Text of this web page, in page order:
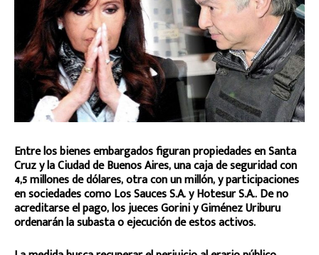
Entre los bienes embargados figuran propiedades en Santa
Cruz y la Ciudad de Buenos Aires, una caja de seguridad con
4,5 millones de dólares, otra con un millón, y participaciones
en sociedades como Los Sauces S.A. y Hotesur S.A.. De no
acreditarse el pago, los jueces Gorini y Giménez Uriburu
ordenarán la subasta o ejecución de estos activos.